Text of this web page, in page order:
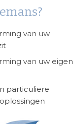
van uw
van uw eigen
particuliere